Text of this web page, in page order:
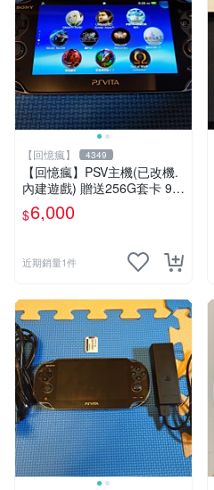
【回憶瘋】 4349
【回憶瘋】PSV主機(已改機.
內建遊戲) 贈送256G套卡 9成
新 遊戲機 PSVITA
$6,000
近期銷量1件